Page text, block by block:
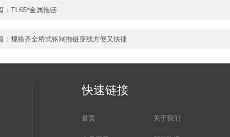
： TL65*金属拖链
： 规格齐全桥式钢制拖链穿线方便又快捷
快速链接
首页 关于我们